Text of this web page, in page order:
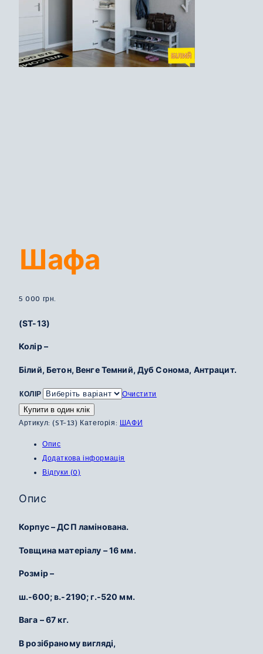
Шафа
5 000 грн.
(ST-13)
Колір –
Білий, Бетон, Венге Темний, Дуб Сонома, Антрацит.
КОЛІР Очистити
Купити в один клік
Артикул:(ST-13) Категорія: ШАФИ
Опис
Додаткова інформація
Відгуки (0)
Опис
Корпус – ДСП ламінована.
Товщина матеріалу – 16 мм.
Розмір –
ш.-600; в.-2190; г.-520 мм.
Вага – 67 кг.
В розібраному вигляді,